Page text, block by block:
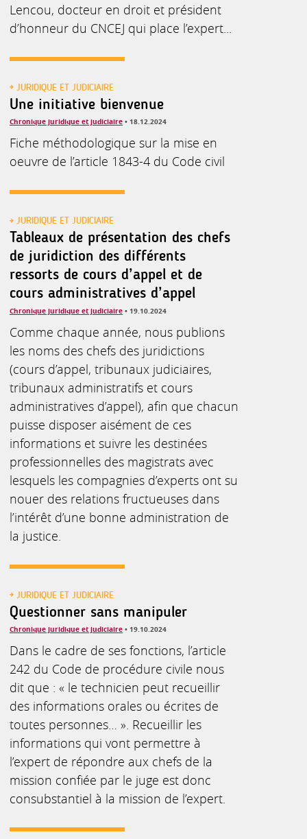
Lencou, docteur en droit et président
d’honneur du CNCEJ qui place l’expert...
JURIDIQUE ET JUDICIAIRE
Une initiative bienvenue
Chronique juridique et judiciaire • 18.12.2024
Fiche méthodologique sur la mise en
oeuvre de l’article 1843-4 du Code civil
JURIDIQUE ET JUDICIAIRE
Tableaux de présentation des chefs
de juridiction des différents
ressorts de cours d’appel et de
cours administratives d’appel
Chronique juridique et judiciaire • 19.10.2024
Comme chaque année, nous publions
les noms des chefs des juridictions
(cours d’appel, tribunaux judiciaires,
tribunaux administratifs et cours
administratives d’appel), afin que chacun
puisse disposer aisément de ces
informations et suivre les destinées
professionnelles des magistrats avec
lesquels les compagnies d’experts ont su
nouer des relations fructueuses dans
l’intérêt d’une bonne administration de
la justice.
JURIDIQUE ET JUDICIAIRE
Questionner sans manipuler
Chronique juridique et judiciaire • 19.10.2024
Dans le cadre de ses fonctions, l’article
242 du Code de procédure civile nous
dit que : « le technicien peut recueillir
des informations orales ou écrites de
toutes personnes… ». Recueillir les
informations qui vont permettre à
l’expert de répondre aux chefs de la
mission confiée par le juge est donc
consubstantiel à la mission de l’expert.